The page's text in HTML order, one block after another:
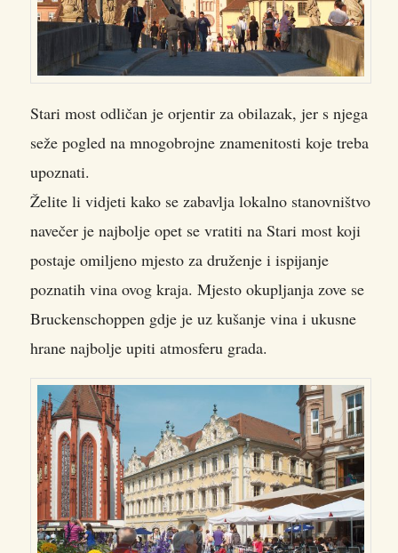
Stari most odličan je orjentir za obilazak, jer s njega
seže pogled na mnogobrojne znamenitosti koje treba
upoznati.
Želite li vidjeti kako se zabavlja lokalno stanovništvo
navečer je najbolje opet se vratiti na Stari most koji
postaje omiljeno mjesto za druženje i ispijanje
poznatih vina ovog kraja. Mjesto okupljanja zove se
Bruckenschoppen gdje je uz kušanje vina i ukusne
hrane najbolje upiti atmosferu grada.